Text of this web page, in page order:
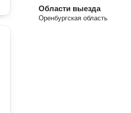
Области выезда
Оренбургская область